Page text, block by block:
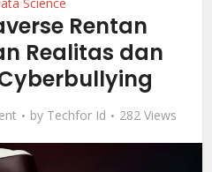
Rentan
Realitas dan
by Techfor Id 282 Views